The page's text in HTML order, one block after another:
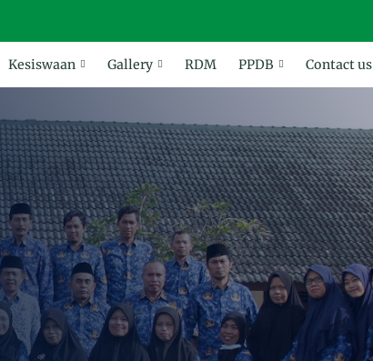
Kesiswaan Gallery RDM PPDB Contact us